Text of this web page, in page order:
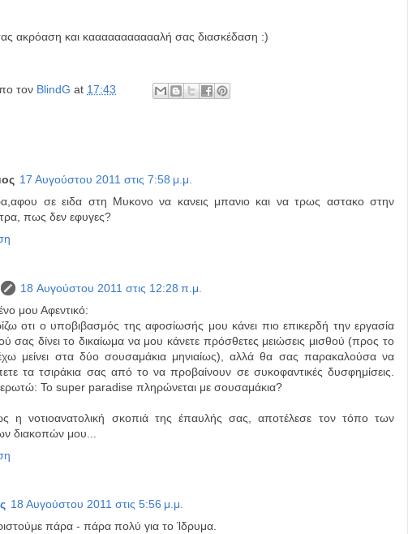
ακρόαση και καααααααααααλή σας διασκέδαση :)
τον BlindG at 17:43
17 Αυγούστου 2011 στις 7:58 μ.μ.
σε ειδα στη Μυκονο να κανεις μπανιο και να τρως αστακο στην
πως δεν εφυγες?
18 Αυγούστου 2011 στις 12:28 π.μ.
μου Αφεντικό:
οτι ο υποβιβασμός της αφοσίωσής μου κάνει πιο επικερδή την εργασία
σας δίνει το δικαίωμα να μου κάνετε πρόσθετες μειώσεις μισθού (προς το
μείνει στα δύο σουσαμάκια μηνιαίως), αλλά θα σας παρακαλούσα να
τα τσιράκια σας από το να προβαίνουν σε συκοφαντικές δυσφημίσεις.
Το super paradise πληρώνεται με σουσαμάκια?
η νοτιοανατολική σκοπιά της έπαυλής σας, αποτέλεσε τον τόπο των
διακοπών μου...
18 Αυγούστου 2011 στις 5:56 μ.μ.
πάρα - πάρα πολύ για το Ίδρυμα.